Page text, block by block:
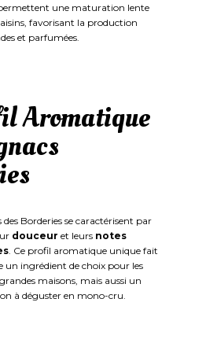
permettent une maturation lente
favorisant la production
et parfumées.
Aromatique
des Borderies se caractérisent par
douceur et leurs notes
. Ce profil aromatique unique fait
un ingrédient de choix pour les
maisons, mais aussi un
à déguster en mono-cru.